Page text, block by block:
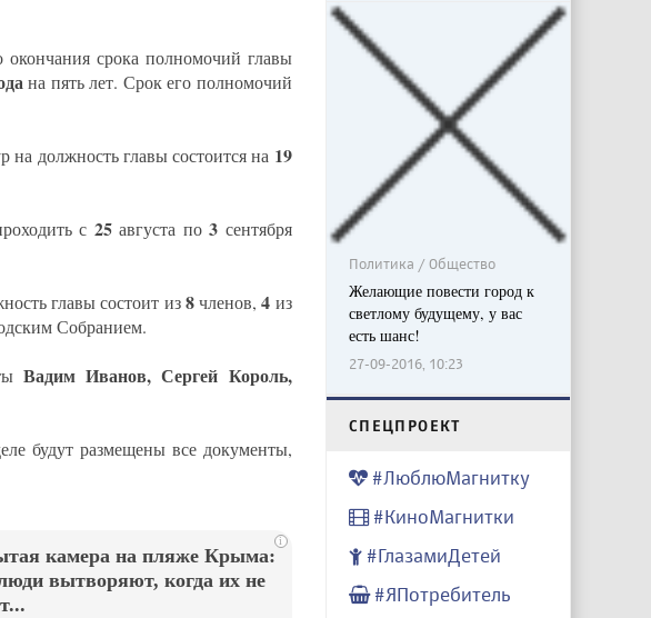
окончания срока полномочий главы
на пять лет. Срок его полномочий
должность главы состоится на 19
с 25августа по3 сентября
главы состоит из8членов,4 из
Собранием.
Вадим Иванов, Сергей Король,
будут размещены все документы,
i
камера на пляже Крыма:
вытворяют, когда их не
Политика / Общество
Желающие повести город к
светлому будущему, у вас
есть шанс!
27-09-2016, 10:23
CПЕЦПРОЕКТ
#ЛюблюМагнитку
#КиноМагнитки
#ГлазамиДетей
#ЯПотребитель